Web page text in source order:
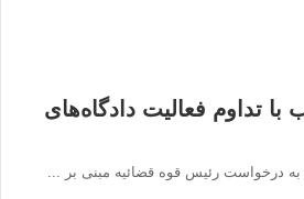
با تداوم فعالیت دادگاه‌های
به درخواست رئیس قوه قضائیه مبنی بر ...